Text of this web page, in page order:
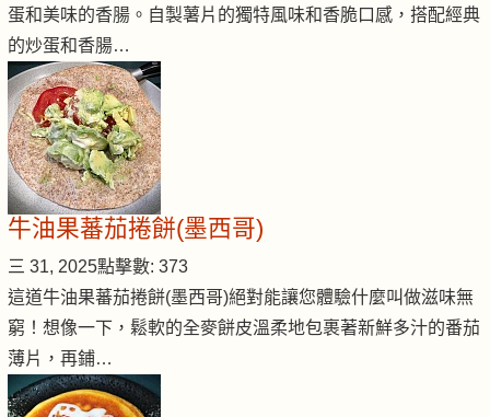
蛋和美味的香腸。自製薯片的獨特風味和香脆口感，搭配經典
的炒蛋和香腸…
牛油果蕃茄捲餅(墨西哥)
三 31, 2025點擊數: 373
這道牛油果蕃茄捲餅(墨西哥)絕對能讓您體驗什麼叫做滋味無
窮！想像一下，鬆軟的全麥餅皮溫柔地包裹著新鮮多汁的番茄
薄片，再鋪…